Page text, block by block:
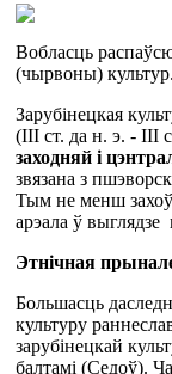
Вобласць
(чырвоны) культур.
Зарубінецкая
(III ст. да н. э. - III
заходняй і
звязана з
Тым не менш
арэала ў
Этнічная
Большасць
культуру
зарубінецкай
балтамі (Седоў).